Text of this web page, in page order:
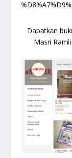
Dapatkan
Masri Ramli